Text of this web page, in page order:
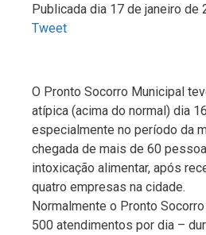
Publicada dia 17 de janeiro de
Tweet
O Pronto Socorro Municipal
atípica (acima do normal) dia
especialmente no período da
chegada de mais de 60
intoxicação alimentar, após
quatro empresas na cidade.
Normalmente o Pronto
500 atendimentos por dia –